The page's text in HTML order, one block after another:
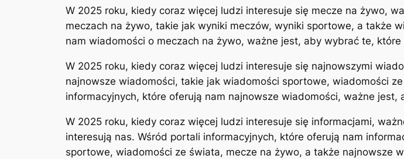
W 2025 roku, kiedy coraz więcej ludzi interesuje się mecze na żywo,
meczach na żywo, takie jak wyniki meczów, wyniki sportowe, a także
nam wiadomości o meczach na żywo, ważne jest, aby wybrać te,
W 2025 roku, kiedy coraz więcej ludzi interesuje się najnowszymi
najnowsze wiadomości, takie jak wiadomości sportowe, wiadomości
informacyjnych, które oferują nam najnowsze wiadomości, ważne
W 2025 roku, kiedy coraz więcej ludzi interesuje się informacjami,
interesują nas. Wśród portali informacyjnych, które oferują nam
sportowe, wiadomości ze świata, mecze na żywo, a także najnowsze